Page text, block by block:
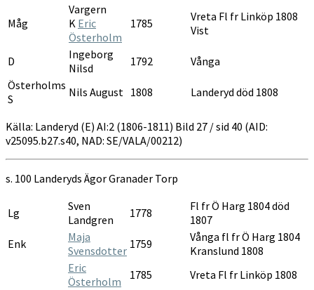
Måg
Vargern
K Eric
Österholm
1785
Vreta Fl fr Linköp 1808
Vist
D
Ingeborg
Nilsd
1792
Vånga
Österholms
S
Nils August 1808 Landeryd död 1808
Källa: Landeryd (E) AI:2 (1806-1811) Bild 27 / sid 40 (AID:
v25095.b27.s40, NAD: SE/VALA/00212)
s. 100 Landeryds Ägor Granader Torp
Lg
Sven
Landgren
1778
Fl fr Ö Harg 1804 död
1807
Enk
Maja
Svensdotter 1759
Vånga fl fr Ö Harg 1804
Kranslund 1808
Eric
Österholm
1785 Vreta Fl fr Linköp 1808